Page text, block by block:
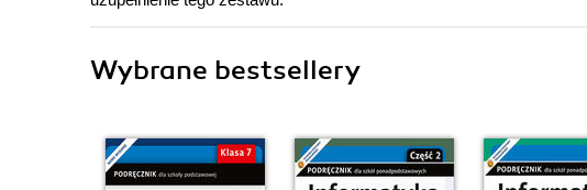
Wybrane bestsellery